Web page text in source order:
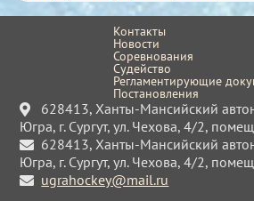
Контакты
Новости
Соревнования
Судейство
Регламентирующие
Постановления
628413, Ханты-Мансийский
Югра, г. Сургут, ул. Чехова, 4/2,
628413, Ханты-Мансийский
Югра, г. Сургут, ул. Чехова, 4/2,
ugrahockey@mail.ru